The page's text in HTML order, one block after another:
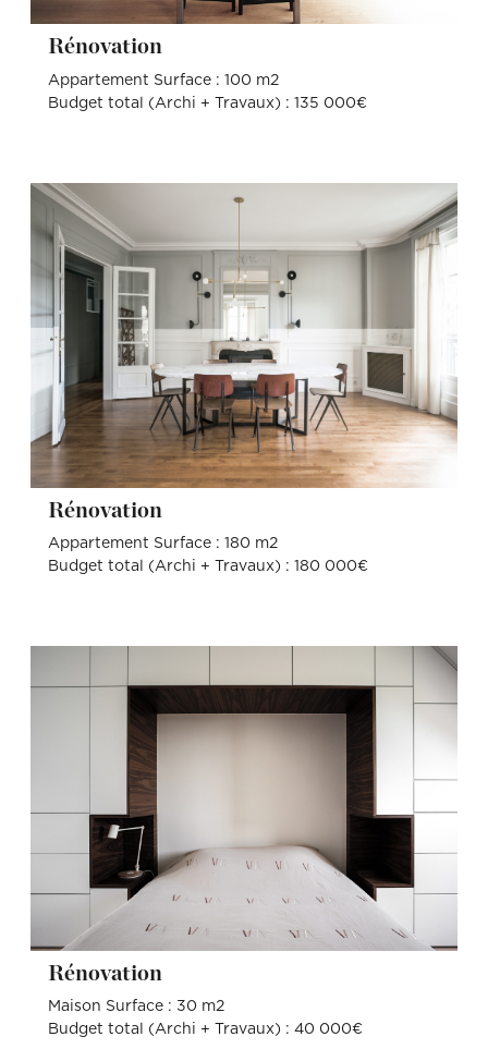
Rénovation
Appartement Surface : 100 m2
Budget total (Archi + Travaux) : 135 000€
Rénovation
Appartement Surface : 180 m2
Budget total (Archi + Travaux) : 180 000€
Rénovation
Maison Surface : 30 m2
Budget total (Archi + Travaux) : 40 000€